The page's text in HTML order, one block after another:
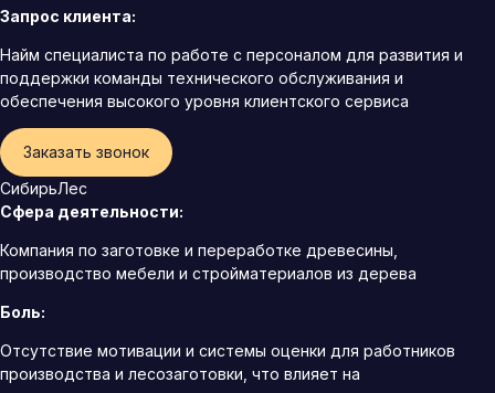
Запрос клиента:
Найм специалиста по работе с персоналом для развития и
поддержки команды технического обслуживания и
обеспечения высокого уровня клиентского сервиса
Заказать звонок
СибирьЛес
Сфера деятельности:
Компания по заготовке и переработке древесины,
производство мебели и стройматериалов из дерева
Боль:
Отсутствие мотивации и системы оценки для работников
производства и лесозаготовки, что влияет на